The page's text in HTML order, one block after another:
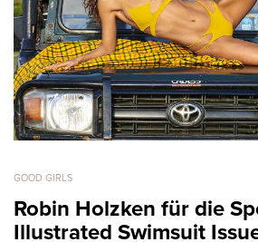
GOOD GIRLS
Robin Holzken für die
Illustrated Swimsuit